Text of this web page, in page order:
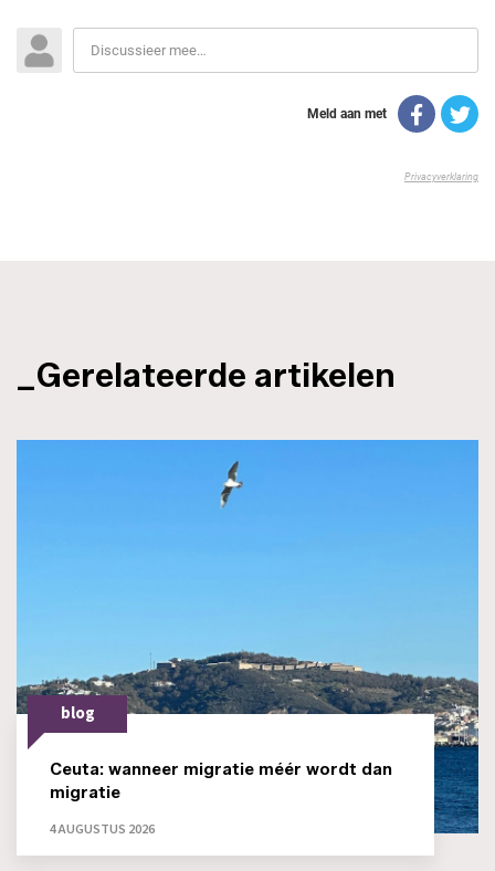
_Gerelateerde artikelen
blog
Ceuta: wanneer migratie méér wordt dan
migratie
4 AUGUSTUS 2026